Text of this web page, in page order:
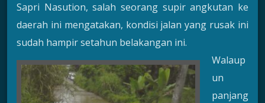
Sapri Nasution, salah seorang supir angkutan ke
daerah ini mengatakan, kondisi jalan yang rusak ini
sudah hampir setahun belakangan ini.
Walaup
un
panjang